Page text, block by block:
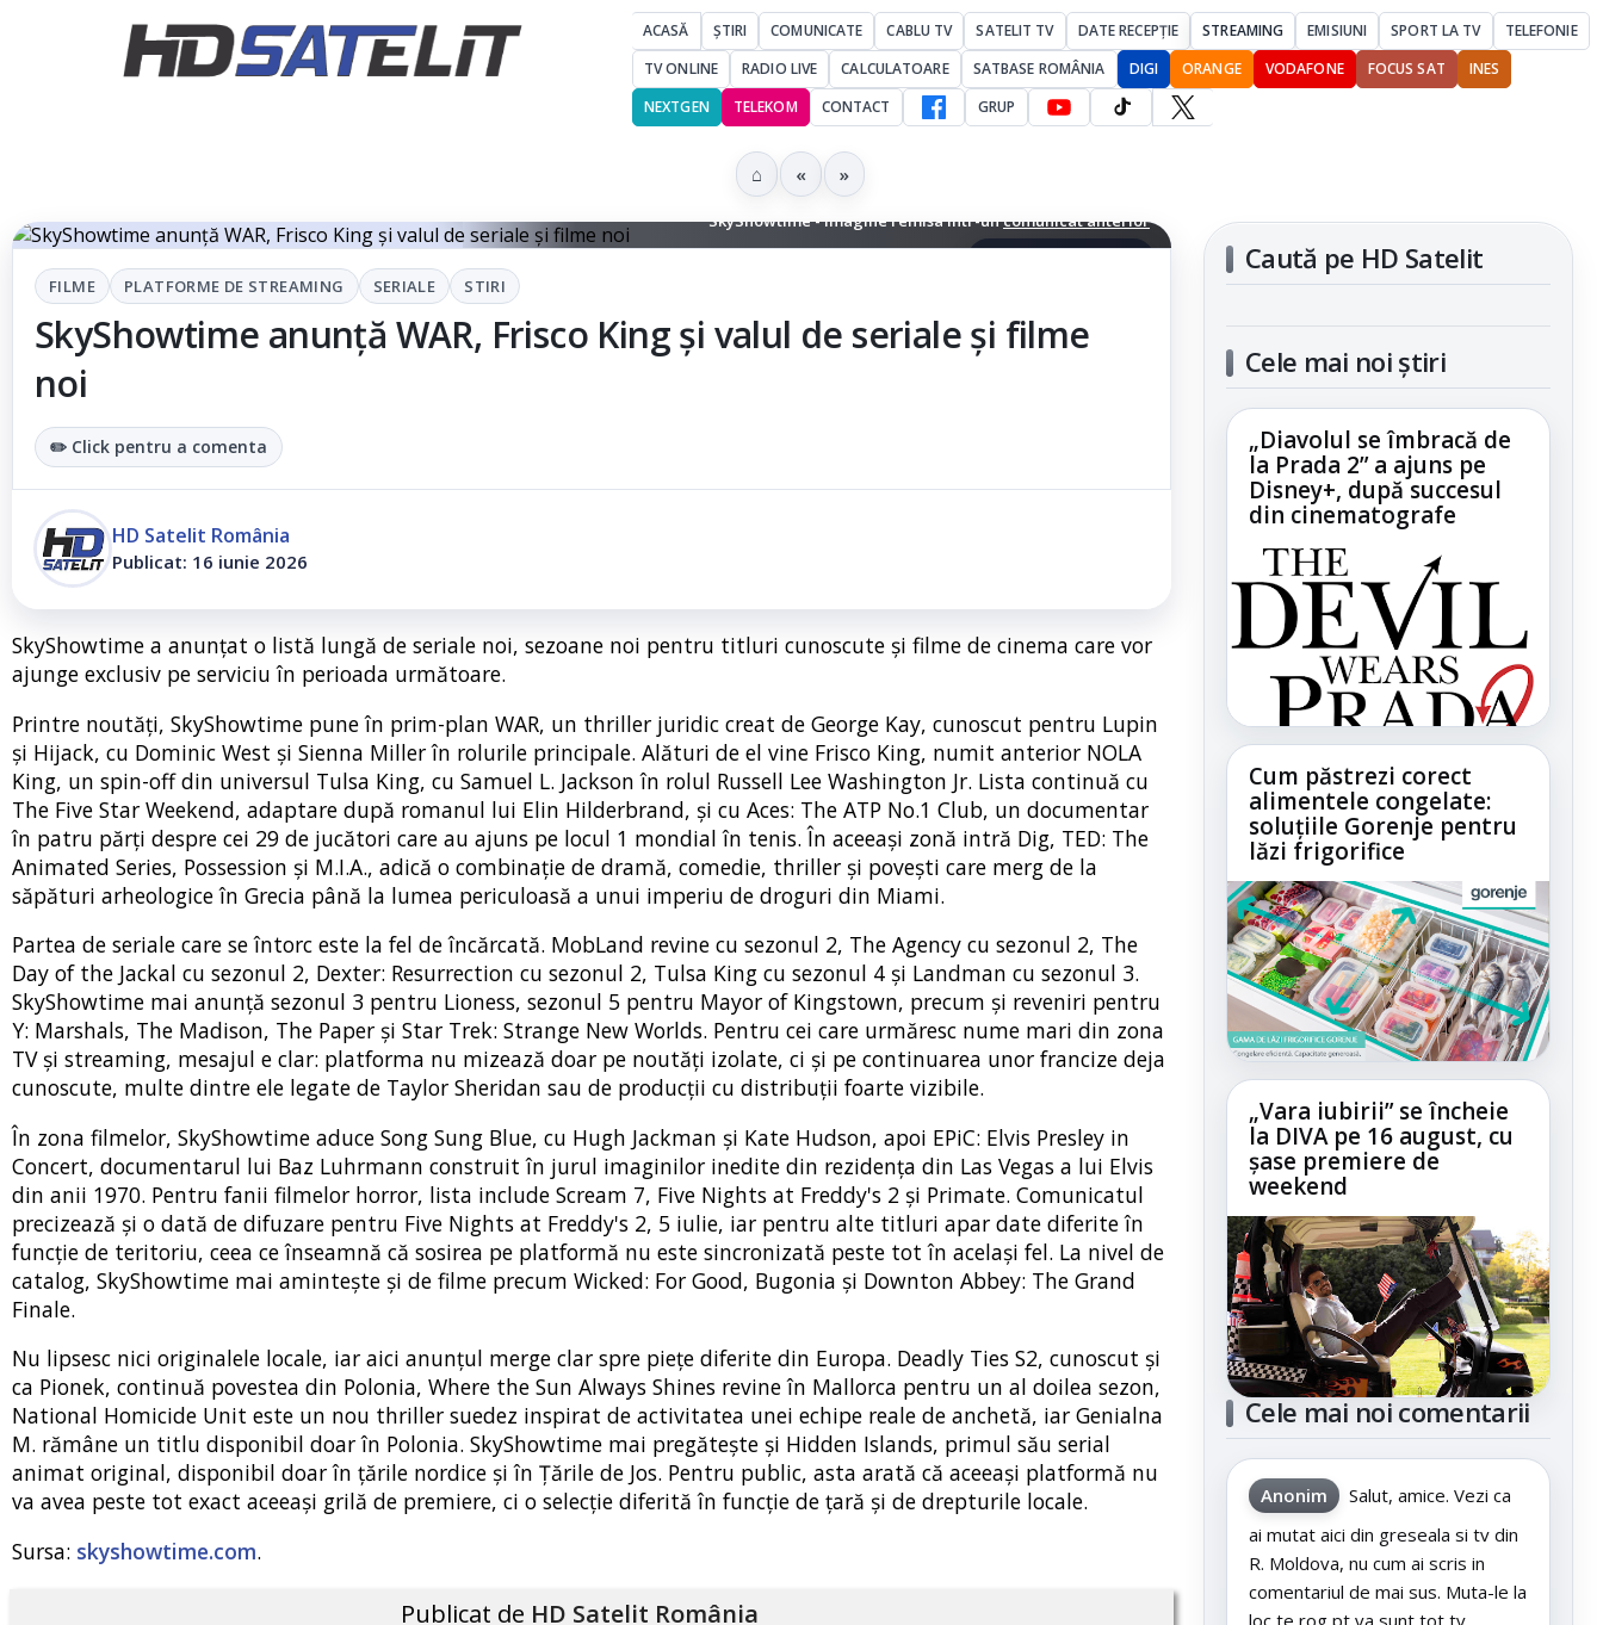
ACASĂ ȘTIRI COMUNICATE CABLU TV SATELIT TV DATE RECEPȚIE STREAMING EMISIUNI SPORT LA TV
TELEFONIE
TV ONLINE
RADIO LIVE CALCULATOARE SATBASE ROMÂNIA DIGI ORANGE VODAFONE FOCUS SAT
INES
NEXTGEN
TELEKOM CONTACT GRUP
⌂ « »
SkyShowtime - Imagine remisa intr-uncomunicat anterior
FILME PLATFORME DE STREAMING SERIALE STIRI
SkyShowtime anunță WAR, Frisco King și valul de seriale și filme
noi
✏️ Click pentru a comenta
HD Satelit România
Publicat: 16 iunie 2026
SkyShowtime a anunțat o listă lungă de seriale noi, sezoane noi pentru titluri cunoscute și filme de cinema care vor
ajunge exclusiv pe serviciu în perioada următoare.
Printre noutăți, SkyShowtime pune în prim-plan WAR, un thriller juridic creat de George Kay, cunoscut pentru Lupin
și Hijack, cu Dominic West și Sienna Miller în rolurile principale. Alături de el vine Frisco King, numit anterior NOLA
King, un spin-off din universul Tulsa King, cu Samuel L. Jackson în rolul Russell Lee Washington Jr. Lista continuă cu
The Five Star Weekend, adaptare după romanul lui Elin Hilderbrand, și cu Aces: The ATP No.1 Club, un documentar
în patru părți despre cei 29 de jucători care au ajuns pe locul 1 mondial în tenis. În aceeași zonă intră Dig, TED: The
Animated Series, Possession și M.I.A., adică o combinație de dramă, comedie, thriller și povești care merg de la
săpături arheologice în Grecia până la lumea periculoasă a unui imperiu de droguri din Miami.
Partea de seriale care se întorc este la fel de încărcată. MobLand revine cu sezonul 2, The Agency cu sezonul 2, The
Day of the Jackal cu sezonul 2, Dexter: Resurrection cu sezonul 2, Tulsa King cu sezonul 4 și Landman cu sezonul 3.
SkyShowtime mai anunță sezonul 3 pentru Lioness, sezonul 5 pentru Mayor of Kingstown, precum și reveniri pentru
Y: Marshals, The Madison, The Paper și Star Trek: Strange New Worlds. Pentru cei care urmăresc nume mari din zona
TV și streaming, mesajul e clar: platforma nu mizează doar pe noutăți izolate, ci și pe continuarea unor francize deja
cunoscute, multe dintre ele legate de Taylor Sheridan sau de producții cu distribuții foarte vizibile.
În zona filmelor, SkyShowtime aduce Song Sung Blue, cu Hugh Jackman și Kate Hudson, apoi EPiC: Elvis Presley in
Concert, documentarul lui Baz Luhrmann construit în jurul imaginilor inedite din rezidența din Las Vegas a lui Elvis
din anii 1970. Pentru fanii filmelor horror, lista include Scream 7, Five Nights at Freddy's 2 și Primate. Comunicatul
precizează și o dată de difuzare pentru Five Nights at Freddy's 2, 5 iulie, iar pentru alte titluri apar date diferite în
funcție de teritoriu, ceea ce înseamnă că sosirea pe platformă nu este sincronizată peste tot în același fel. La nivel de
catalog, SkyShowtime mai amintește și de filme precum Wicked: For Good, Bugonia și Downton Abbey: The Grand
Finale.
Nu lipsesc nici originalele locale, iar aici anunțul merge clar spre piețe diferite din Europa. Deadly Ties S2, cunoscut și
ca Pionek, continuă povestea din Polonia, Where the Sun Always Shines revine în Mallorca pentru un al doilea sezon,
National Homicide Unit este un nou thriller suedez inspirat de activitatea unei echipe reale de anchetă, iar Genialna
M. rămâne un titlu disponibil doar în Polonia. SkyShowtime mai pregătește și Hidden Islands, primul său serial
animat original, disponibil doar în țările nordice și în Țările de Jos. Pentru public, asta arată că aceeași platformă nu
va avea peste tot exact aceeași grilă de premiere, ci o selecție diferită în funcție de țară și de drepturile locale.
Sursa: skyshowtime.com.
Publicat de HD Satelit România
Caută pe HD Satelit
Cele mai noi știri
„Diavolul se îmbracă de
la Prada 2” a ajuns pe
Disney+, după succesul
din cinematografe
Cum păstrezi corect
alimentele congelate:
soluțiile Gorenje pentru
lăzi frigorifice
„Vara iubirii” se încheie
la DIVA pe 16 august, cu
șase premiere de
weekend
Cele mai noi comentarii
Anonim
Salut, amice. Vezi ca
ai mutat aici din greseala si tv din
R. Moldova, nu cum ai scris in
comentariul de mai sus. Muta-le la